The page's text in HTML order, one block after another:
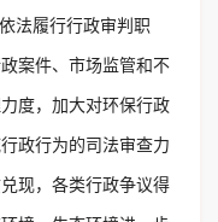
法履行行政审判职
案件、市场监管和不
度，加大对环保行政
政行为的司法审查力
现，各类行政争议得